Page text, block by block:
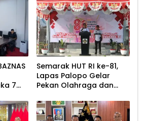
7
Semarak HUT RI ke-81,
Lapas Palopo Gelar
Pekan Olahraga dan